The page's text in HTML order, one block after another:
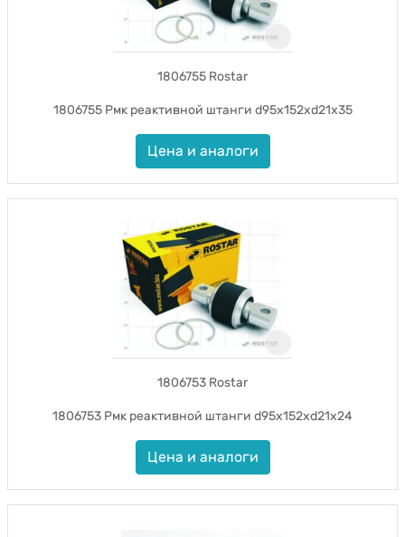
1806755 Rostar
1806755 Рмк реактивной штанги d95x152xd21x35
Цена и аналоги
1806753 Rostar
1806753 Рмк реактивной штанги d95x152xd21x24
Цена и аналоги